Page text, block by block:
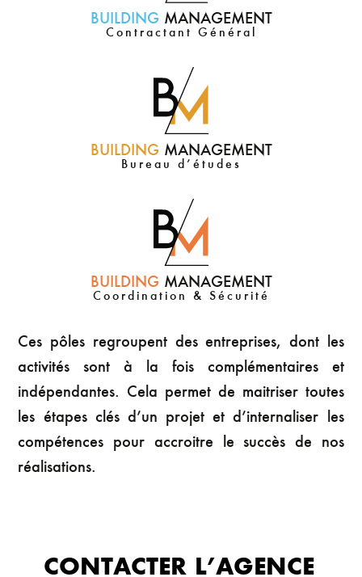
BUILDINGMANAGEMENT
Contractant Général
BUILDINGMANAGEMENT
Bureau d’études
BUILDINGMANAGEMENT
Coordination & Sécurité
Ces pôles regroupent des entreprises, dont les
activités sont à la fois complémentaires et
indépendantes. Cela permet de maitriser toutes
les étapes clés d’un projet et d’internaliser les
compétences pour accroitre le succès de nos
réalisations.
CONTACTER L’AGENCE